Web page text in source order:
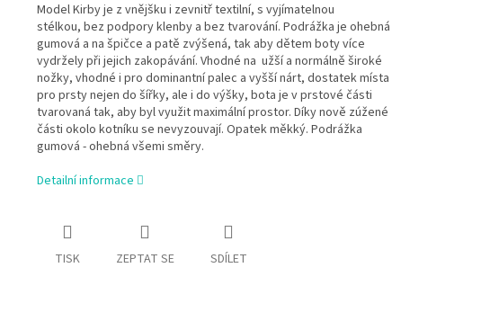
Model Kirby je z vnějšku i zevnitř textilní, s vyjímatelnou
stélkou, bez podpory klenby a bez tvarování. Podrážka je ohebná
gumová a na špičce a patě zvýšená, tak aby dětem boty více
vydržely při jejich zakopávání. Vhodné na užší a normálně široké
nožky, vhodné i pro dominantní palec a vyšší nárt, dostatek místa
pro prsty nejen do šířky, ale i do výšky, bota je v prstové části
tvarovaná tak, aby byl využit maximální prostor. Díky nově zúžené
části okolo kotníku se nevyzouvají. Opatek měkký. Podrážka
gumová - ohebná všemi směry.
Detailní informace
TISK ZEPTAT SE SDÍLET